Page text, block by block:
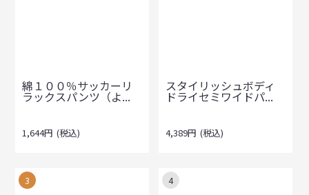
綿１００％サッカーリ
ラックスパンツ（よ...
1,644円 (税込)
スタイリッシュボディ
ドライセミワイドパ...
4,389円 (税込)
3 4